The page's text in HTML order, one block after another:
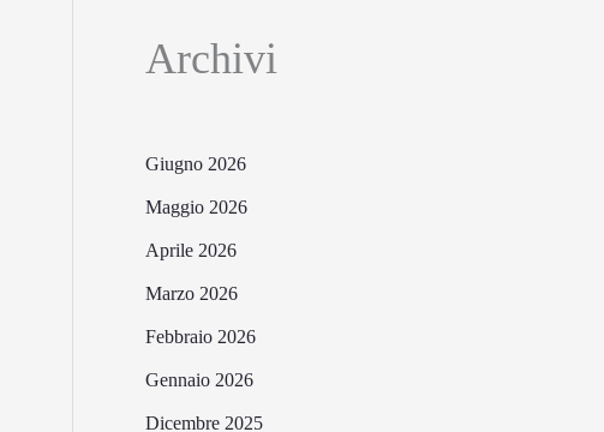
Archivi
Giugno 2026
Maggio 2026
Aprile 2026
Marzo 2026
Febbraio 2026
Gennaio 2026
Dicembre 2025